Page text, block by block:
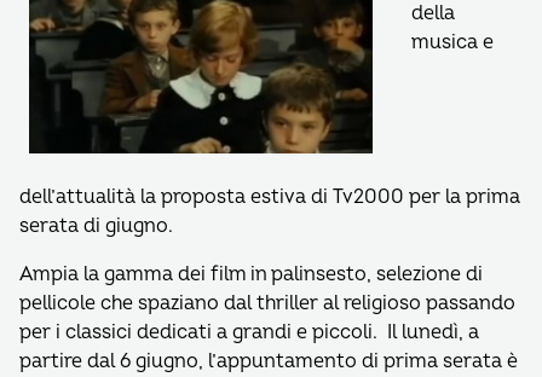
della
musica e
dell’attualità la proposta estiva di Tv2000 per la prima
serata di giugno.
Ampia la gamma dei film in palinsesto, selezione di
pellicole che spaziano dal thriller al religioso passando
per i classici dedicati a grandi e piccoli. Il lunedì, a
partire dal 6 giugno, l’appuntamento di prima serata è